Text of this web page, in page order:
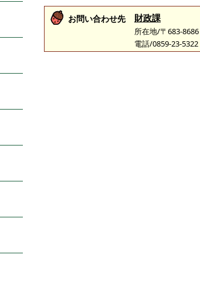
お問い合わせ先 財政課
所在地/〒683-
電話/0859-23-